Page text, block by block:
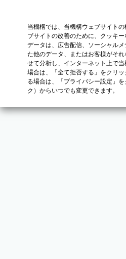
当機構では、当機構ウェブサイト
ブサイトの改善のために、クッキ
データは、広告配信、ソーシャル
た他のデータ、またはお客様がそ
せて分析し、インターネット上で
場合は、「全て拒否する」をクリ
る場合は、「プライバシー設定」
ク）からいつでも変更できます。